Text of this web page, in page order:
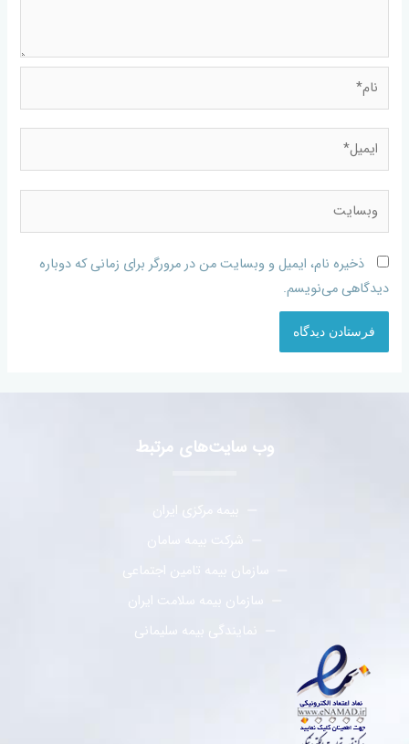
ذخیره نام، ایمیل و وبسایت من در مرورگر برای زمانی که دوباره
دیدگاهی می‌نویسم.
وب سایت‌های مرتبط
بیمه مرکزی ایران
شرکت بیمه سامان
سازمان بیمه تامین اجتماعی
سازمان بیمه سلامت ایران
نمایندگی بیمه سلیمانی